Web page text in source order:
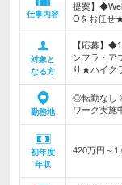
仕事内容
提案】
Oをお任せ
対象と
なる方
【応募】
ンフラ・ア
り★ハイク
勤務地
◎転勤なし
ワーク実施
初年度
年収
420万円～